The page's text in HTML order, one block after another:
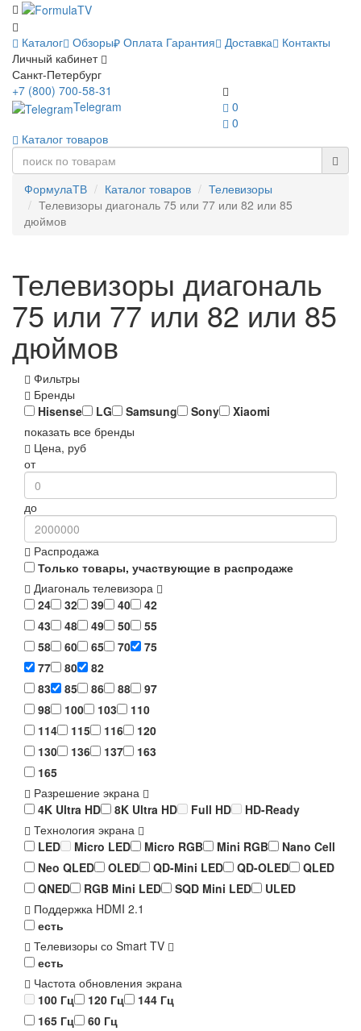
Каталог Обзоры Оплата Гарантия Доставка
Контакты
Личный кабинет
Санкт-Петербург
0
0
+7 (800) 700-58-31
Telegram
Каталог товаров
ФормулаТВ Каталог товаров
Телевизоры
Телевизоры диагональ 75 или 77 или 82 или 85
дюймов
Телевизоры диагональ
75 или 77 или 82 или 85
дюймов
Фильтры
Бренды
Hisense
LG Samsung Sony
Xiaomi
показать все бренды
Цена, руб
от
до
Распродажа
Только товары, участвующие в распродаже
Диагональ телевизора
24
32 39 40
42
43
48 49 50
55
58
60 65 70
75
77
80
82
83
85 86 88
97
98
100 103
110
114
115 116
120
130
136 137
163
165
Разрешение экрана
4K Ultra HD
8K Ultra HD Full HD
HD-Ready
Технология экрана
LED
Micro LED Micro RGB Mini RGB
Nano Cell
Neo QLED
OLED QD-Mini LED QD-OLED
QLED
QNED
RGB Mini LED SQD Mini LED
ULED
Поддержка HDMI 2.1
есть
Телевизоры со Smart TV
есть
Частота обновления экрана
100 Гц
120 Гц
144 Гц
165 Гц
60 Гц